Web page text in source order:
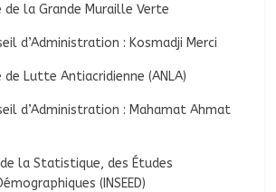
de la Grande Muraille Verte
d’Administration : Kosmadji Merci
Lutte Antiacridienne (ANLA)
d’Administration : Mahamat Ahmat
la Statistique, des Études
(INSEED)